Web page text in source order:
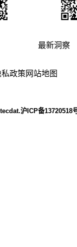
最新洞察
私政策 网站地图
沪ICP备13720518